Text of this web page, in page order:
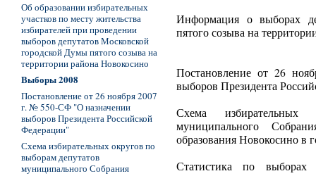
Информация о выборах
пятого созыва на
Постановление от 26
выборов Президента
Схема
муниципального
образования Новокосино в
Статистика по выборах
Об образовании избирательных
участков по месту жительства
избирателей при проведении
выборов депутатов Московской
городской Думы пятого созыва на
территории района Новокосино
Выборы 2008
Постановление от 26 ноября 2007
г. № 550-СФ "О назначении
выборов Президента Российской
Федерации"
Схема избирательных округов по
выборам депутатов
муниципального Собрания